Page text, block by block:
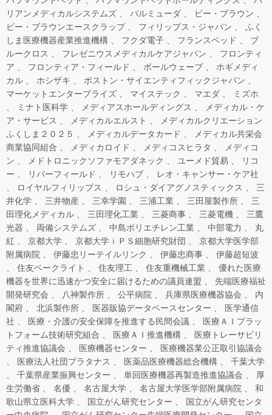
リアンメディカルシステムズ
バルミューダ
ビー・ブラウン
ビー・ブラウンエースクラップ
フィリップス・ジャパン
ふく
しま医療機器産業推進機構
フクダ電子 フランスベッド
ブ
ルークロス
フレゼニウスメディカルケアジャパン
フロンティ
ア
フロンティア・フィールド ボールウェーブ
ホギメディ
カル
ホシザキ
ボストン・サイエンティフィックジャパン
マーケットエンタープライズ
マイステック マエダ
ミズホ
ミナト医科学
メディアスホールディングス
メディカル・ケ
ア・サービス
メディカルエルスト
メディカルクリエーション
ふくしま２０２５
メディカルデータカード
メディカル共栄会
商業協同組合
メディカロイド メディコスヒラタ
メディコ
ン
メドトロニックソファモアダネック ユーメド貿易
リコ
ー
リバーフィールド リモハブ
レオ・キャンサー・ケア社
ロイヤルフィリップス
ロシュ・ダイアグノスティックス
三
井化学
三井物産 三幸学園 三浦工業 三田屋製作所
三
田理化メディカル
三田理化工業 三菱商事 三菱電機
三鷹
光器
両備システムズ 中島ポリエチレン工業 中部電力
丸
紅
京都大学 京都大学ｉＰＳ細胞研究財団
京都大学医学部
附属病院
伊藤忠リーテイルリンク 伊藤忠商事
伊藤超短波
住友ベークライト
住友理工 住友重機械工業
優れた医療
機器を世界に迅速かつ安全に届けるための議員連盟
先端医療福祉
開発研究会
八神製作所 公平病院 兵庫県医療機器協会
内
閣府
北浜製作所 医器販協データベースセンター
医学通信
社
医療・介護の安全保障を推進する民間会議
医療ＡＩプラッ
トフォーム技術研究組合
医療ＡＩ推進機構
医療トレーサビリ
ティ推進協議会
医療機器センター
医療機器業公正取引協議会
医療法人社団プラタナス
医薬品医療機器総合機構
千葉大学
千葉県産業振興センター
単回医療機器再製造推進協議会
厚
生労働省
名優 名古屋大学 名古屋大学医学部附属病院
和
歌山県立医科大学
国立がん研究センター
国立がん研究センタ